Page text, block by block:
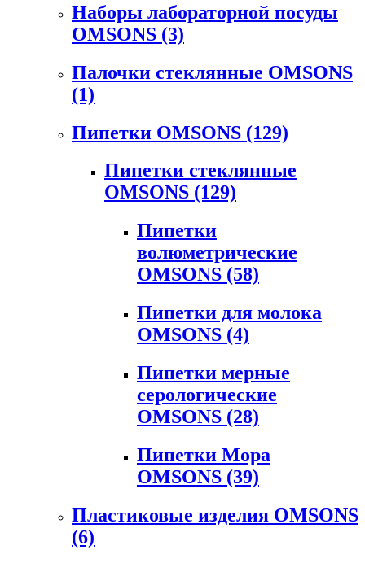
Наборы лабораторной посуды
OMSONS (3)
Палочки стеклянные OMSONS
(1)
Пипетки OMSONS (129)
Пипетки стеклянные
OMSONS (129)
Пипетки
волюметрические
OMSONS (58)
Пипетки для молока
OMSONS (4)
Пипетки мерные
серологические
OMSONS (28)
Пипетки Мора
OMSONS (39)
Пластиковые изделия OMSONS
(6)